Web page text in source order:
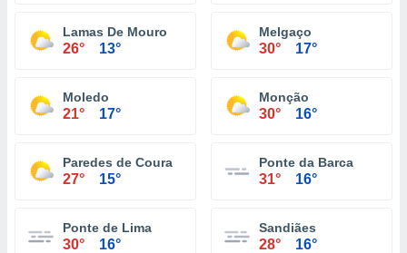
Lamas De Mouro
26° 13°
Melgaço
30° 17°
Moledo
21° 17°
Monção
30° 16°
Paredes de Coura
27° 15°
Ponte da Barca
31° 16°
Ponte de Lima
30° 16°
Sandiães
28° 16°